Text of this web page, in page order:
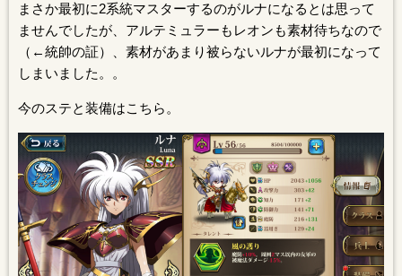
まさか最初に2系統マスターするのがルナになるとは思って
ませんでしたが、アルテミュラーもレオンも素材待ちなので
（←統帥の証）、素材があまり被らないルナが最初になって
しまいました。。
今のステと装備はこちら。